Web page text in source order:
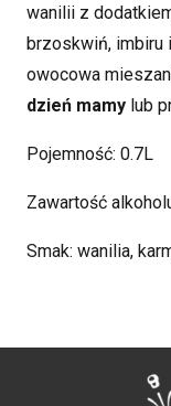
wanilii z
brzoskwiń, imbiru
owocowa
dzień mamy lub
Pojemność: 0.7L
Zawartość
Smak: wanilia,